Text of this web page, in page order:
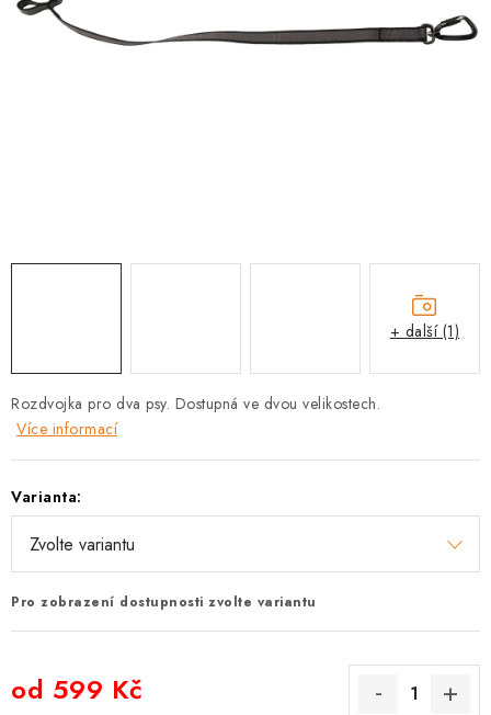
Výměna, vrácení a reklamace
Obchodní podmínky
Hodnocení obchodu
FAQ
Rozdvojka pro dva psy. Dostupná ve dvou velikostech.
Více informací
Varianta:
Pro zobrazení dostupnosti zvolte variantu
od 599 Kč
+ další (1)